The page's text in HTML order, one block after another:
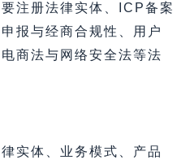
注册法律实体、ICP备案
报与经商合规性、用户
商法与网络安全法等法
实体、业务模式、产品